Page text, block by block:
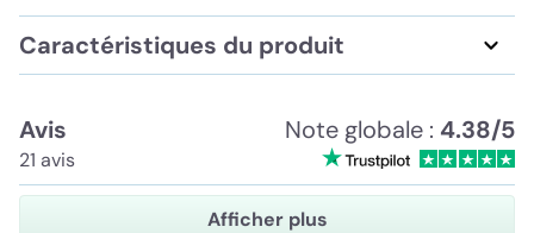
Caractéristiques du produit
Avis
21 avis
Note globale : 4.38/5
Afficher plus